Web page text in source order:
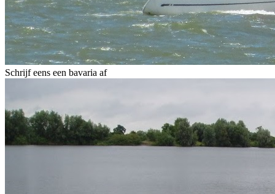
Schrijf eens een bavaria af